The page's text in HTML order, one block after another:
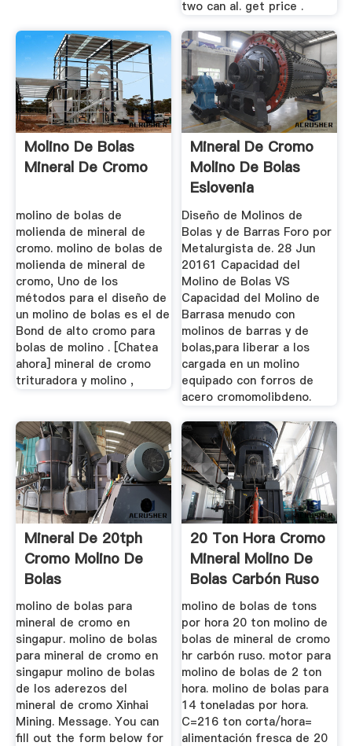
two can al. get price .
Molino De Bolas
Mineral De Cromo
molino de bolas de
molienda de mineral de
cromo. molino de bolas de
molienda de mineral de
cromo, Uno de los
métodos para el diseño de
un molino de bolas es el de
Bond de alto cromo para
bolas de molino . [Chatea
ahora] mineral de cromo
trituradora y molino ,
Mineral De Cromo
Molino De Bolas
Eslovenia
Diseño de Molinos de
Bolas y de Barras Foro por
Metalurgista de. 28 Jun
20161 Capacidad del
Molino de Bolas VS
Capacidad del Molino de
Barrasa menudo con
molinos de barras y de
bolas,para liberar a los
cargada en un molino
equipado con forros de
acero cromomolibdeno.
Mineral De 20tph
Cromo Molino De
Bolas
molino de bolas para
mineral de cromo en
singapur. molino de bolas
para mineral de cromo en
singapur molino de bolas
de los aderezos del
mineral de cromo Xinhai
Mining. Message. You can
fill out the form below for
20 Ton Hora Cromo
Mineral Molino De
Bolas Carbón Ruso
molino de bolas de tons
por hora 20 ton molino de
bolas de mineral de cromo
hr carbón ruso. motor para
molino de bolas de 2 ton
hora. molino de bolas para
14 toneladas por hora.
C=216 ton corta/hora=
alimentación fresca de 20